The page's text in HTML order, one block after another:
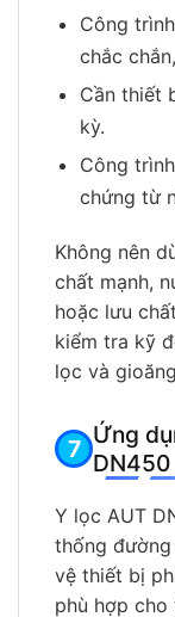
Công
chắc
Cần thiết
kỳ.
Công
chứng từ
Không nên
chất mạnh,
hoặc lưu
kiểm tra kỹ
lọc và
Ứng
DN450
Y lọc AUT
thống
vệ thiết bị
phù hợp cho